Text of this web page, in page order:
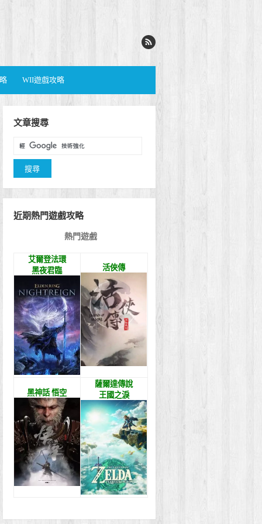
WII遊戲攻略
文章搜尋
近期熱門遊戲攻略
熱門遊戲
艾爾登法環
黑夜君臨
活俠傳
黑神話 悟空
薩爾達傳說
王國之淚